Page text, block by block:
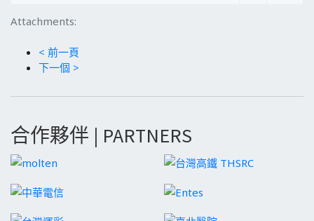
Attachments:
< 前一頁
下一個 >
合作夥伴 | PARTNERS